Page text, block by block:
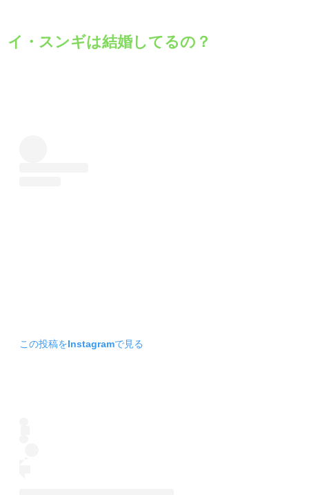
イ・スンギは結婚してるの？
この投稿をInstagramで見る